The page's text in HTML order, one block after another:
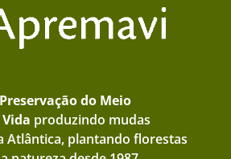
do Meio
produzindo mudas
Atlântica, plantando florestas